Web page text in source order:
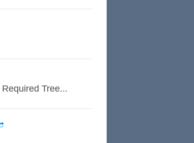
Tree...